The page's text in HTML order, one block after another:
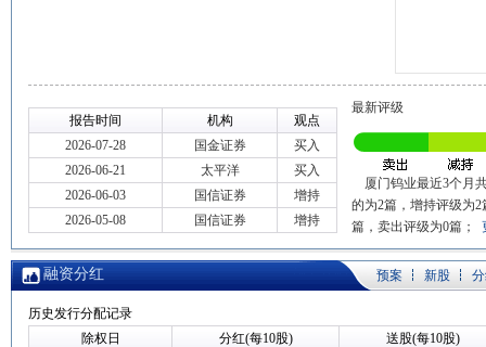
报告时间 机构
观点
2026-07-28
国金证券
买入
2026-06-21
太平洋
买入
2026-06-03
国信证券
增持
2026-05-08
国信证券 增持
最新评级
厦门钨业最近3个月
的为2篇，增持评级为
篇，卖出评级为0篇；
融资分红 预案 新股
历史发行分配记录
除权日
分红(每10股)
送股(每10股)